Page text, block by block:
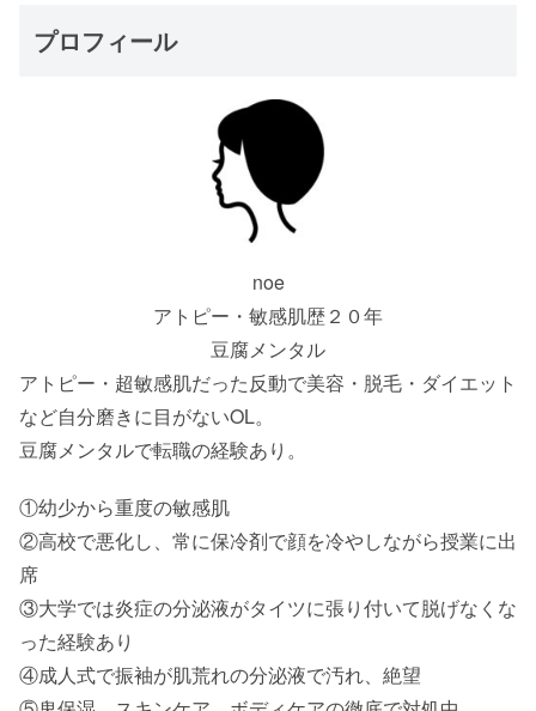
プロフィール
noe
アトピー・敏感肌歴２０年
豆腐メンタル
アトピー・超敏感肌だった反動で美容・脱毛・ダイエット
など自分磨きに目がないOL。
豆腐メンタルで転職の経験あり。
①幼少から重度の敏感肌
②高校で悪化し、常に保冷剤で顔を冷やしながら授業に出
席
③大学では炎症の分泌液がタイツに張り付いて脱げなくな
った経験あり
④成人式で振袖が肌荒れの分泌液で汚れ、絶望